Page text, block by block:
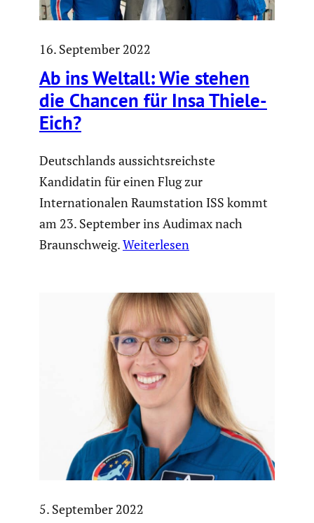
16. September 2022
Ab ins Weltall: Wie stehen
die Chancen für Insa Thiele-
Eich?
Deutschlands aussichtsreichste
Kandidatin für einen Flug zur
Internationalen Raumstation ISS kommt
am 23. September ins Audimax nach
Braunschweig.Weiterlesen
5. September 2022